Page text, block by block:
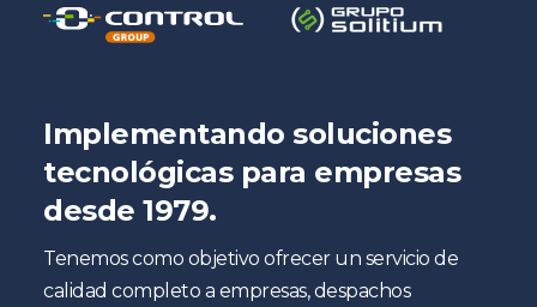
Implementando soluciones
tecnológicas para empresas
desde 1979.
Tenemos como objetivo ofrecer un servicio de
calidad completo a empresas, despachos